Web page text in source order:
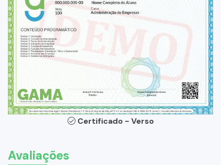
Certificado - Verso
Avaliações